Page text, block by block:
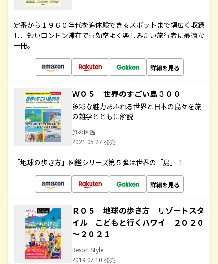
定番から１９６０年代を追体験できるスポットまで幅広く収録
し、短いロンドン滞在でも効率よく楽しみたい旅行者に最適な
一冊。
詳細を見る
Ｗ０５ 世界のすごい島３００
多彩な魅力あふれる世界と日本の島々を旅
の雑学とともに解説
旅の図鑑
2021.05.27 発売
「地球の歩き方」図鑑シリーズ第５弾は世界の「島」！
詳細を見る
Ｒ０５ 地球の歩き方 リゾートスタ
イル こどもと行くハワイ ２０２０
～２０２１
Resort Style
2019.07.10 発売